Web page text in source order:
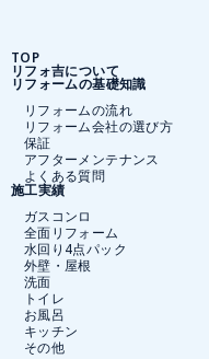
TOP
リフォ吉について
リフォームの基礎知識
リフォームの流れ
リフォーム会社の選び方
保証
アフターメンテナンス
よくある質問
施工実績
ガスコンロ
全面リフォーム
水回り4点パック
外壁・屋根
洗面
トイレ
お風呂
キッチン
その他